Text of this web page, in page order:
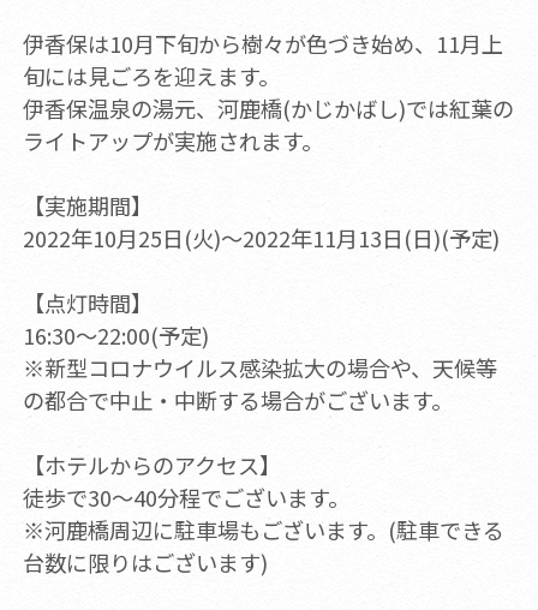
伊香保は10月下旬から樹々が色づき始め、11月上
旬には見ごろを迎えます。
伊香保温泉の湯元、河鹿橋(かじかばし)では紅葉の
ライトアップが実施されます。
【実施期間】
2022年10月25日(火)～2022年11月13日(日)(予定)
【点灯時間】
16:30～22:00(予定)
※新型コロナウイルス感染拡大の場合や、天候等
の都合で中止・中断する場合がございます。
【ホテルからのアクセス】
徒歩で30～40分程でございます。
※河鹿橋周辺に駐車場もございます。(駐車できる
台数に限りはございます)